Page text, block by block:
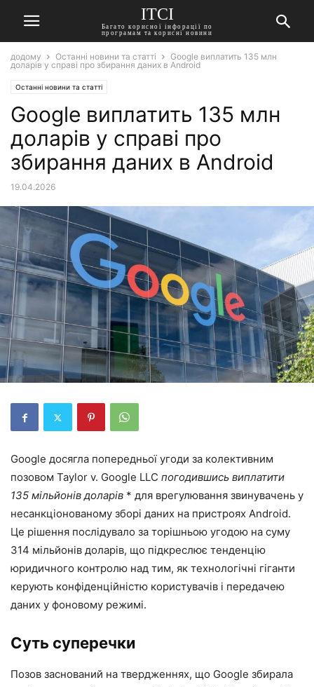
ITCI
Багато корисної інфорації по
програмам та корисні новини
додому Останні новини та статті
Google виплатить 135 млн
доларів у справі про збирання даних в Android
Останні новини та статті
Google виплатить 135 млн
доларів у справі про
збирання даних в Android
19.04.2026
Google досягла попередньої угоди за колективним
позовом Taylor v. Google LLC погодившись виплатити
135 мільйонів доларів * для врегулювання звинувачень у
несанкціонованому зборі даних на пристроях Android.
Це рішення послідувало за торішньою угодою на суму
314 мільйонів доларів, що підкреслює тенденцію
юридичного контролю над тим, як технологічні гіганти
керують конфіденційністю користувачів і передачею
даних у фоновому режимі.
Суть суперечки
Позов заснований на твердженнях, що Google збирала